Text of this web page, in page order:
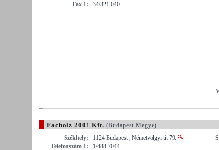
Fax 1:
34/321-040
Facholz 2001 Kft. (Budapest Megye)
Székhely:
1124 Budapest , Németvölgyi út 79.
Telefonszám 1:
1/488-7044